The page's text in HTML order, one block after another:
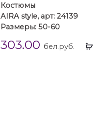
Костюмы
AIRA style, арт: 24139
Размеры: 50-60
303.00 бел.руб.